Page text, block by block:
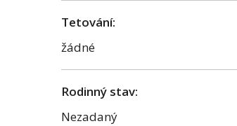
Tetování:
žádné
Rodinný stav:
Nezadaný